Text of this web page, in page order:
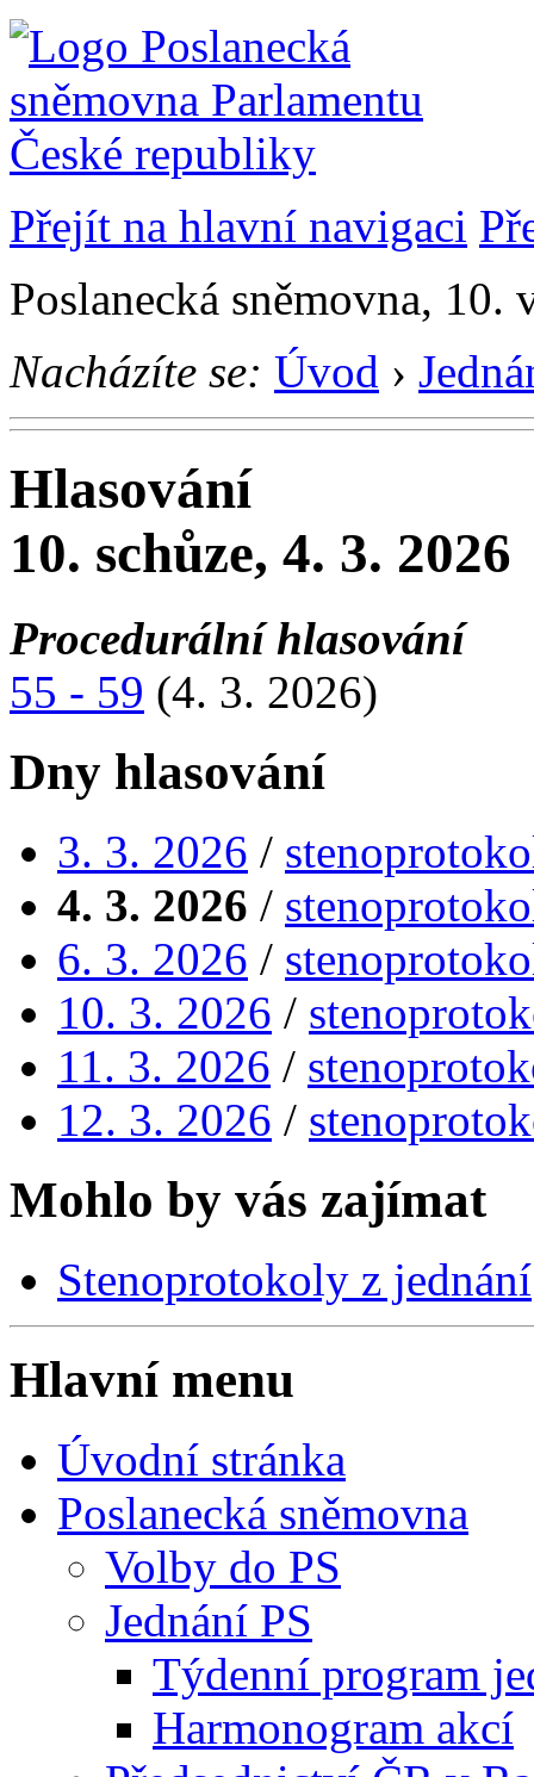
Přejít na hlavní navigaci
Poslanecká sněmovna,
Nacházíte se: Úvod ›
Hlasování
10. schůze, 4. 3. 2026
Procedurální hlasování
55 - 59 (4. 3. 2026)
Dny hlasování
3. 3. 2026 /
4. 3. 2026 /
6. 3. 2026 /
10. 3. 2026 /
11. 3. 2026 /
12. 3. 2026 /
Mohlo by vás zajímat
Stenoprotokoly z jednání
Hlavní menu
Úvodní stránka
Poslanecká sněmovna
Volby do PS
Jednání PS
Týdenní program
Harmonogram akcí